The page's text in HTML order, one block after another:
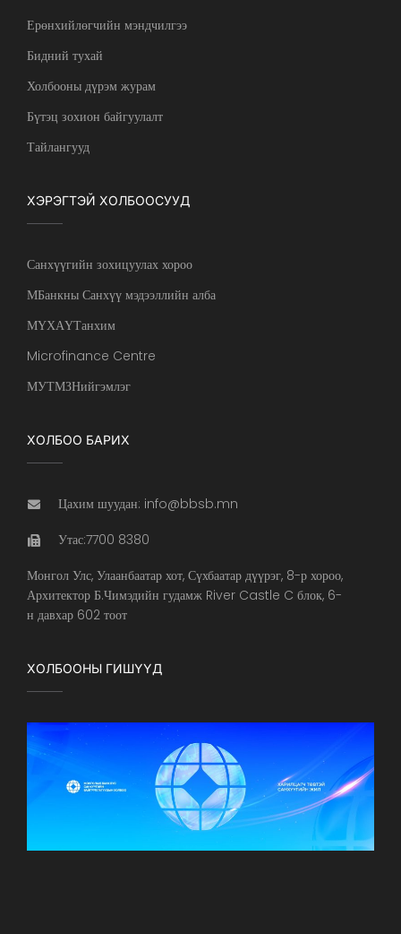
Ерөнхийлөгчийн мэндчилгээ
Бидний тухай
Холбооны дүрэм журам
Бүтэц зохион байгуулалт
Тайлангууд
ХЭРЭГТЭЙ ХОЛБООСУУД
Санхүүгийн зохицуулах хороо
МБанкны Санхүү мэдээллийн алба
МҮХАҮТанхим
Microfinance Centre
МУТМЗНийгэмлэг
ХОЛБОО БАРИХ
Цахим шуудан: info@bbsb.mn
Утас:7700 8380
Монгол Улс, Улаанбаатар хот, Сүхбаатар дүүрэг, 8-р хороо,
Архитектор Б.Чимэдийн гудамж River Castle C блок, 6-
н давхар 602 тоот
ХОЛБООНЫ ГИШҮҮД